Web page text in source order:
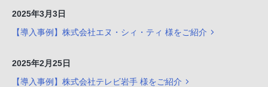
2025年3月3日
【導入事例】株式会社エヌ・シィ・ティ 様をご紹介
2025年2月25日
【導入事例】株式会社テレビ岩手 様をご紹介